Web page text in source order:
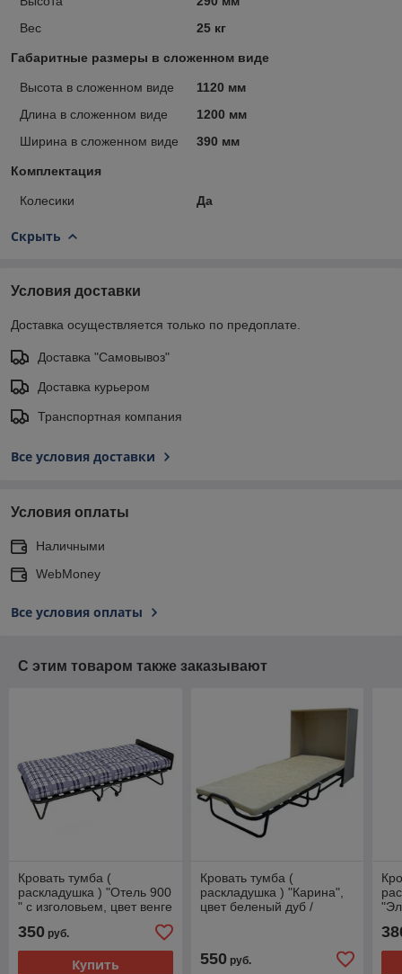
Вес
25 кг
Габаритные размеры в сложенном виде
Высота в сложенном виде
1120 мм
Длина в сложенном виде
1200 мм
Ширина в сложенном виде
390 мм
Комплектация
Колесики Да
Скрыть
Условия доставки
Доставка осуществляется только по предоплате.
Доставка "Самовывоз"
Доставка курьером
Транспортная компания
Все условия доставки
Условия оплаты
Наличными
WebMoney
Все условия оплаты
С этим товаром также заказывают
Кровать тумба (
раскладушка ) "Отель 900
" с изголовьем, цвет венге
, В24-М ( Удачная мебель
)
350 руб.
Купить
Кровать тумба (
раскладушка ) "Карина",
цвет беленый дуб /
550руб.